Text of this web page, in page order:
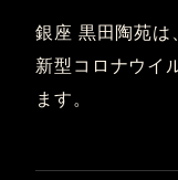
銀座 黒田陶苑は
新型コロナウイ
ます。